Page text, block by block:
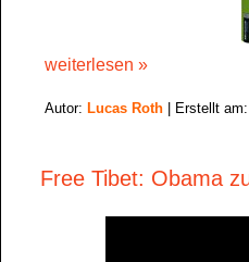
weiterlesen »
Autor: Lucas Roth | Erstellt
Free Tibet: Obama